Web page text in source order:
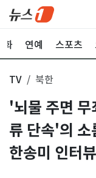
화 연예 스포츠
TV 북한
'뇌물 주면
류 단속'의 소
한송미 인터뷰